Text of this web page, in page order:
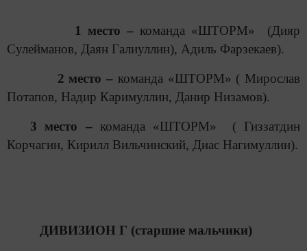
1 место – команда «ШТОРМ» (Дияр
Сулейманов, Даян Галиуллин), Адиль Фарзекаев).
2 место – команда «ШТОРМ» ( Мирослав
Потапов, Надир Каримуллин, Данир Низамов).
3 место – команда «ШТОРМ» ( Гиззатдин
Корчагин, Кирилл Вильчинский, Диас Нагимуллин).
ДИВИЗИОН Г (старшие мальчики)